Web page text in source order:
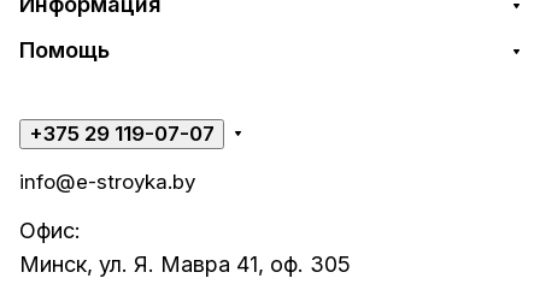
Помощь
+375 29 119-07-07
info@e-stroyka.by
Офис:
Минск, ул. Я. Мавра 41, оф. 305